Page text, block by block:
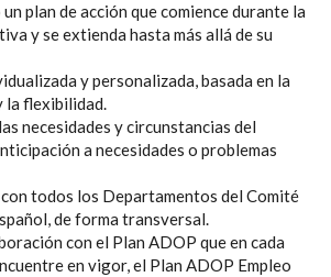
plan de acción que comience durante la
y se extienda hasta más allá de su
y personalizada, basada en la
la flexibilidad.
necesidades y circunstancias del
a necesidades o problemas
todos los Departamentos del Comité
de forma transversal.
con el Plan ADOP que en cada
en vigor, el Plan ADOP Empleo